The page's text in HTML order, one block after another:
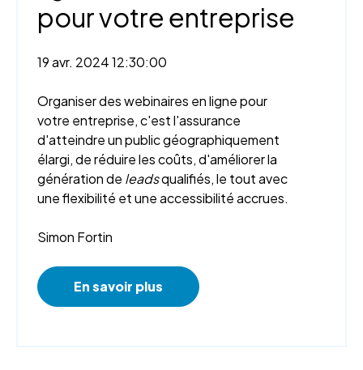
pour votre entreprise
19 avr. 2024 12:30:00
Organiser des webinaires en ligne pour
votre entreprise, c'est l'assurance
d'atteindre un public géographiquement
élargi, de réduire les coûts, d'améliorer la
génération de leadsqualifiés, le tout avec
une flexibilité et une accessibilité accrues.
Simon Fortin
En savoir plus